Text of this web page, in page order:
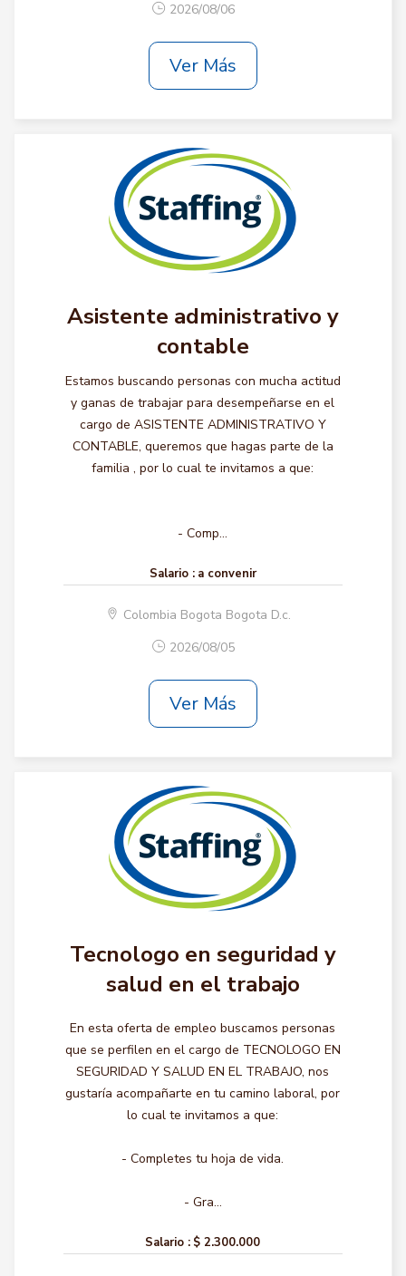
2026/08/06
Ver Más
Asistente administrativo y
contable
Estamos buscando personas con mucha actitud
y ganas de trabajar para desempeñarse en el
cargo de ASISTENTE ADMINISTRATIVO Y
CONTABLE, queremos que hagas parte de la
familia , por lo cual te invitamos a que:
- Comp...
Salario : a convenir
Colombia Bogota Bogota D.c.
2026/08/05
Ver Más
Tecnologo en seguridad y
salud en el trabajo
En esta oferta de empleo buscamos personas
que se perfilen en el cargo de TECNOLOGO EN
SEGURIDAD Y SALUD EN EL TRABAJO, nos
gustaría acompañarte en tu camino laboral, por
lo cual te invitamos a que:
- Completes tu hoja de vida.
- Gra...
Salario : $ 2.300.000